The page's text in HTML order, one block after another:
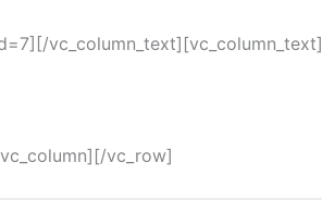
vc_column_text][vc_column_text]
vc_row]